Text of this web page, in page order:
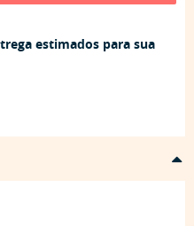
estimados para sua